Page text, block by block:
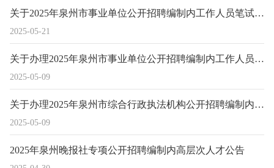
2025-05-21
关于2025年泉州市事业单位公开招聘编制内工作人员笔试成绩合格线划定和笔试原始成绩查询等事项的通告
2025-05-09
关于办理2025年泉州市事业单位公开招聘编制内工作人员笔试加分手续的通知
2025-05-09
关于办理2025年泉州市综合行政执法机构公开招聘编制内工作人员笔试加分手续的通知
2025年泉州晚报社专项公开招聘编制内高层次人才公告